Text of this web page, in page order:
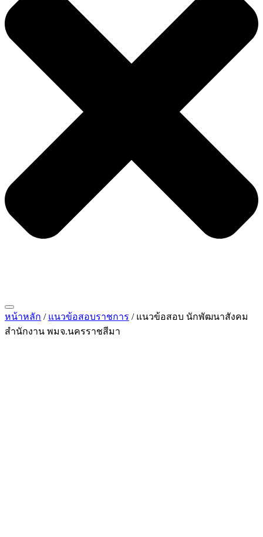
หน้าหลัก / แนวข้อสอบราชการ / แนวข้อสอบ นักพัฒนาสังคม
สำนักงาน พมจ.นครราชสีมา